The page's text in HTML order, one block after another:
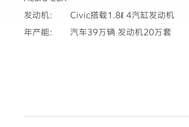
发动机: Civic搭载1.8ℓ 4汽缸发动机
年产能: 汽车39万辆 发动机20万套